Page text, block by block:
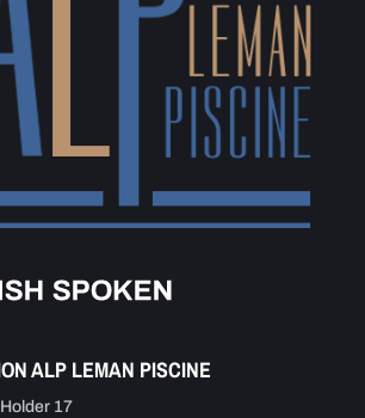
ALP LEMAN PISCINE
17